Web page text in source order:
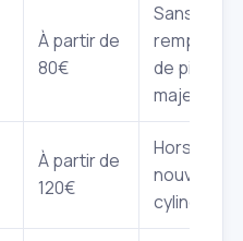
À partir de
80€
Sans
de pièce
majeure.
À partir de
120€
Hors coût
nouveau
cylindre.